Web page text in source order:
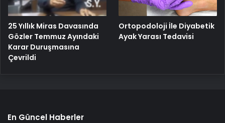
25 Yıllık Miras Davasında
Gözler Temmuz Ayındaki
Karar Duruşmasına
Çevrildi
Ortopodoloji İle Diyabetik
Ayak Yarası Tedavisi
En Güncel Haberler